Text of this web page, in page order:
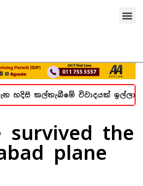
හදිසි කල්තැබීමේ විවාදයක් ඉල්ලා
survived the
plane